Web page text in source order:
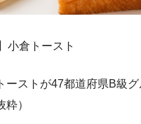
小倉トースト
ーストが47都道府県B級
）